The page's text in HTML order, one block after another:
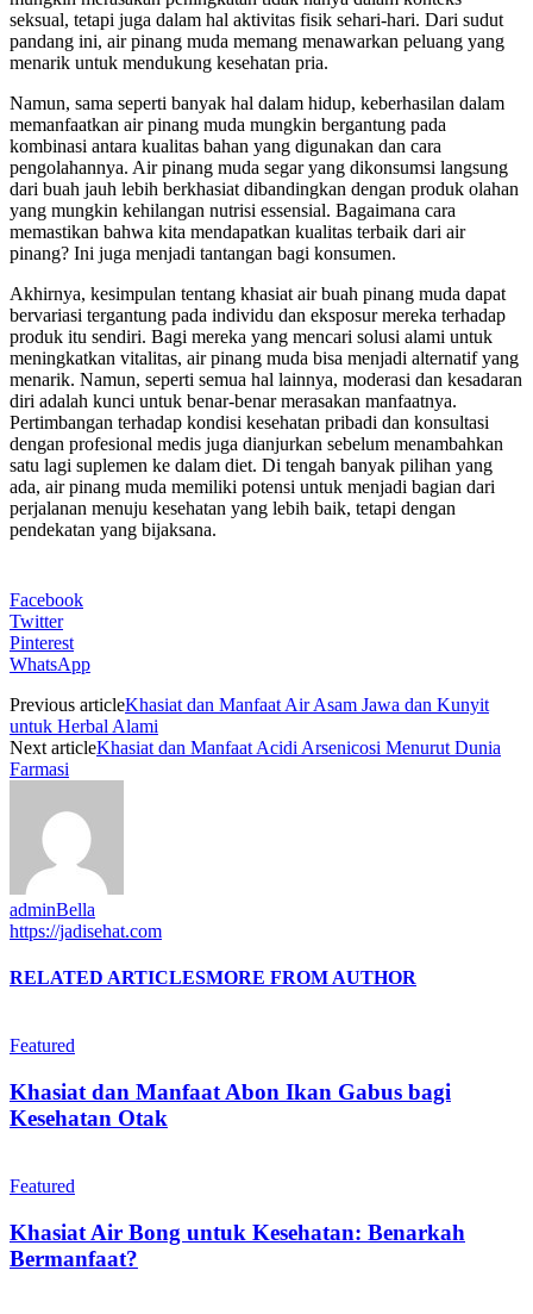
seksual, tetapi juga dalam hal aktivitas fisik sehari-hari. Dari sudut
pandang ini, air pinang muda memang menawarkan peluang yang
menarik untuk mendukung kesehatan pria.
Namun, sama seperti banyak hal dalam hidup, keberhasilan dalam
memanfaatkan air pinang muda mungkin bergantung pada
kombinasi antara kualitas bahan yang digunakan dan cara
pengolahannya. Air pinang muda segar yang dikonsumsi langsung
dari buah jauh lebih berkhasiat dibandingkan dengan produk olahan
yang mungkin kehilangan nutrisi essensial. Bagaimana cara
memastikan bahwa kita mendapatkan kualitas terbaik dari air
pinang? Ini juga menjadi tantangan bagi konsumen.
Akhirnya, kesimpulan tentang khasiat air buah pinang muda dapat
bervariasi tergantung pada individu dan eksposur mereka terhadap
produk itu sendiri. Bagi mereka yang mencari solusi alami untuk
meningkatkan vitalitas, air pinang muda bisa menjadi alternatif yang
menarik. Namun, seperti semua hal lainnya, moderasi dan kesadaran
diri adalah kunci untuk benar-benar merasakan manfaatnya.
Pertimbangan terhadap kondisi kesehatan pribadi dan konsultasi
dengan profesional medis juga dianjurkan sebelum menambahkan
satu lagi suplemen ke dalam diet. Di tengah banyak pilihan yang
ada, air pinang muda memiliki potensi untuk menjadi bagian dari
perjalanan menuju kesehatan yang lebih baik, tetapi dengan
pendekatan yang bijaksana.
Facebook
Twitter
Pinterest
WhatsApp
Previous articleKhasiat dan Manfaat Air Asam Jawa dan Kunyit
untuk Herbal Alami
Next articleKhasiat dan Manfaat Acidi Arsenicosi Menurut Dunia
Farmasi
adminBella
https://jadisehat.com
RELATED ARTICLESMORE FROM AUTHOR
Featured
Khasiat dan Manfaat Abon Ikan Gabus bagi
Kesehatan Otak
Featured
Khasiat Air Bong untuk Kesehatan: Benarkah
Bermanfaat?